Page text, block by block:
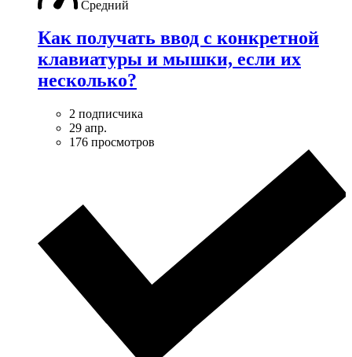
Средний
Как получать ввод с конкретной
клавиатуры и мышки, если их
несколько?
2 подписчика
29 апр.
176 просмотров